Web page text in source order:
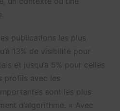
publications les plus
13% de visibilité pour
et jusqu’à 5% pour celles
profils avec les
sont les plus
d’algorithme. « Avec